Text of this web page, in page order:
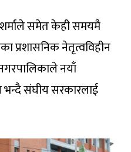
समेत केही समयमै
प्रशासनिक नेतृत्वविहीन
नयाँ
संघीय सरकारलाई